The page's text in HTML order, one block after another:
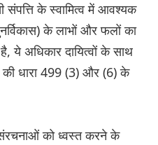
के स्वामित्व में आवश्यक
के लाभों और फलों का
ये अधिकार दायित्वों के साथ
की धारा 499 (3) और (6) के
संरचनाओं को ध्वस्त करने के